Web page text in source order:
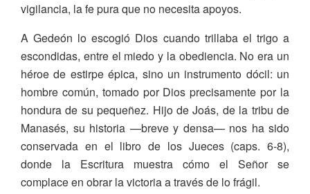
vigilancia, la fe pura que no necesita apoyos.
A Gedeón lo escogió Dios cuando trillaba el trigo a
escondidas, entre el miedo y la obediencia. No era un
héroe de estirpe épica, sino un instrumento dócil: un
hombre común, tomado por Dios precisamente por la
hondura de su pequeñez. Hijo de Joás, de la tribu de
Manasés, su historia —breve y densa— nos ha sido
conservada en el libro de los Jueces (caps. 6-8),
donde la Escritura muestra cómo el Señor se
complace en obrar la victoria a través de lo frágil.